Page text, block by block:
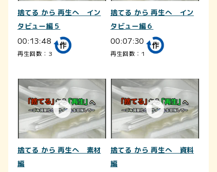
捨てる から 再生へ イン
タビュー編５
00:13:48
再生回数：3
捨てる から 再生へ イン
タビュー編６
00:07:30
再生回数：1
捨てる から 再生へ 素材
編
捨てる から 再生へ 資料
編